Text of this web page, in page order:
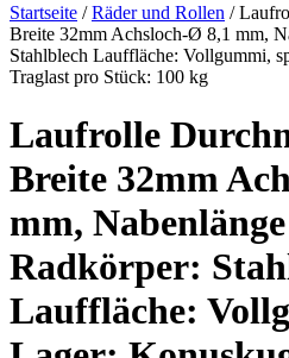
Startseite /Räder und Rollen /
Breite 32mm Achsloch-Ø 8,1 mm,
Stahlblech Lauffläche: Vollgummi,
Traglast pro Stück: 100 kg
Laufrolle
Breite 32mm
mm,
Radkörper:
Lauffläche: